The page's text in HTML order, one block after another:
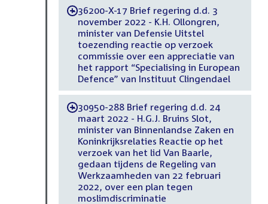
-36200-X-17 Brief regering d.d. 3
november 2022 - K.H. Ollongren,
minister van Defensie Uitstel
toezending reactie op verzoek
commissie over een appreciatie van
het rapport “Specialising in European
Defence” van Instituut Clingendael
-30950-288 Brief regering d.d. 24
maart 2022 - H.G.J. Bruins Slot,
minister van Binnenlandse Zaken en
Koninkrijksrelaties Reactie op het
verzoek van het lid Van Baarle,
gedaan tijdens de Regeling van
Werkzaamheden van 22 februari
2022, over een plan tegen
moslimdiscriminatie